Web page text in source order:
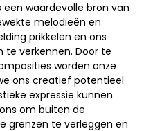
een waardevolle bron van
melodieën en
prikkelen en ons
verkennen. Door te
worden onze
ons creatief potentieel
expressie kunnen
om buiten de
grenzen te verleggen en